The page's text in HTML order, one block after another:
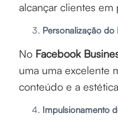
alcançar clientes
Personalização do
No Facebook
uma uma excelente
conteúdo e a
Impulsionamento